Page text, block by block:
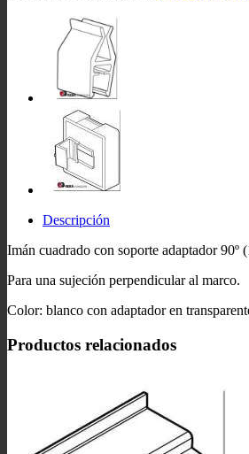
Descripción
Imán cuadrado con soporte adaptador 90º
Para una sujeción perpendicular al marco.
Color: blanco con adaptador en
Productos relacionados